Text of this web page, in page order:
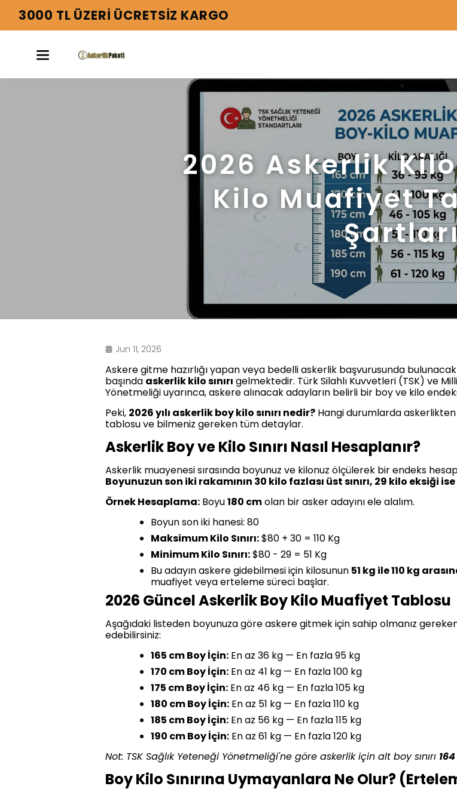
2026 Askerlik Kilo
Kilo Muafiyet
Jun 11, 2026
Askere gitme hazırlığı yapan veya bedelli askerlik başvurusunda
başında askerlik kilo sınırı gelmektedir. Türk Silahlı Kuvvetleri (TSK) ve
Yönetmeliği uyarınca, askere alınacak adayların belirli bir boy ve kilo
Peki, 2026 yılı askerlik boy kilo sınırı nedir? Hangi durumlarda
tablosu ve bilmeniz gereken tüm detaylar.
Askerlik Boy ve Kilo Sınırı Nasıl Hesaplanır?
Askerlik muayenesi sırasında boyunuz ve kilonuz ölçülerek bir endeks
Boyunuzun son iki rakamının 30 kilo fazlası üst sınırı, 29 kilo eksiği ise
Örnek Hesaplama: Boyu180 cmolan bir asker adayını ele alalım.
Boyun son iki hanesi: 80
Maksimum Kilo Sınırı:$80 + 30 = 110 Kg
Minimum Kilo Sınırı:$80 - 29 = 51 Kg
Bu adayın askere gidebilmesi için kilosunun 51 kg ile 110 kg
muafiyet veya erteleme süreci başlar.
2026 Güncel Askerlik Boy Kilo Muafiyet Tablosu
Aşağıdaki listeden boyunuza göre askere gitmek için sahip olmanız
edebilirsiniz:
165 cm Boy İçin: En az 36 kg — En fazla 95 kg
170 cm Boy İçin: En az 41 kg — En fazla 100 kg
175 cm Boy İçin: En az 46 kg — En fazla 105 kg
180 cm Boy İçin: En az 51 kg — En fazla 110 kg
185 cm Boy İçin: En az 56 kg — En fazla 115 kg
190 cm Boy İçin: En az 61 kg — En fazla 120 kg
Not: TSK Sağlık Yeteneği Yönetmeliği'ne göre askerlik için alt boy sınırı
Boy Kilo Sınırına Uymayanlara Ne Olur?